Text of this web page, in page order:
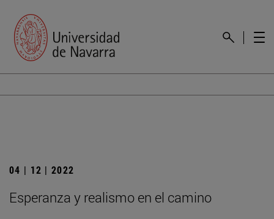
04 | 12 | 2022
Esperanza y realismo en el camino